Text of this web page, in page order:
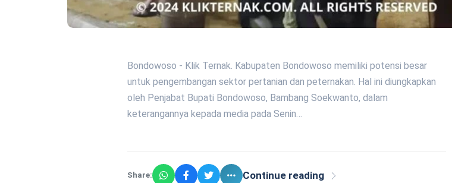
Bondowoso - Klik Ternak. Kabupaten Bondowoso memiliki potensi besar
untuk pengembangan sektor pertanian dan peternakan. Hal ini diungkapkan
oleh Penjabat Bupati Bondowoso, Bambang Soekwanto, dalam
keterangannya kepada media pada Senin…
Share: Continue reading